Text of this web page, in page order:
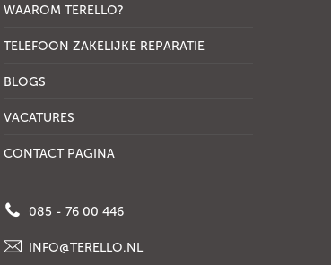
WAAROM TERELLO?
TELEFOON ZAKELIJKE REPARATIE
BLOGS
VACATURES
CONTACT PAGINA
085 - 76 00 446
INFO@TERELLO.NL